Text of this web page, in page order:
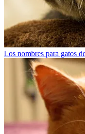
Los nombres para gatos